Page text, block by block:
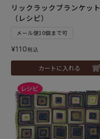
リックラックブランケット
（レシピ）
メール便10個まで可
¥110税込
カートに入れる